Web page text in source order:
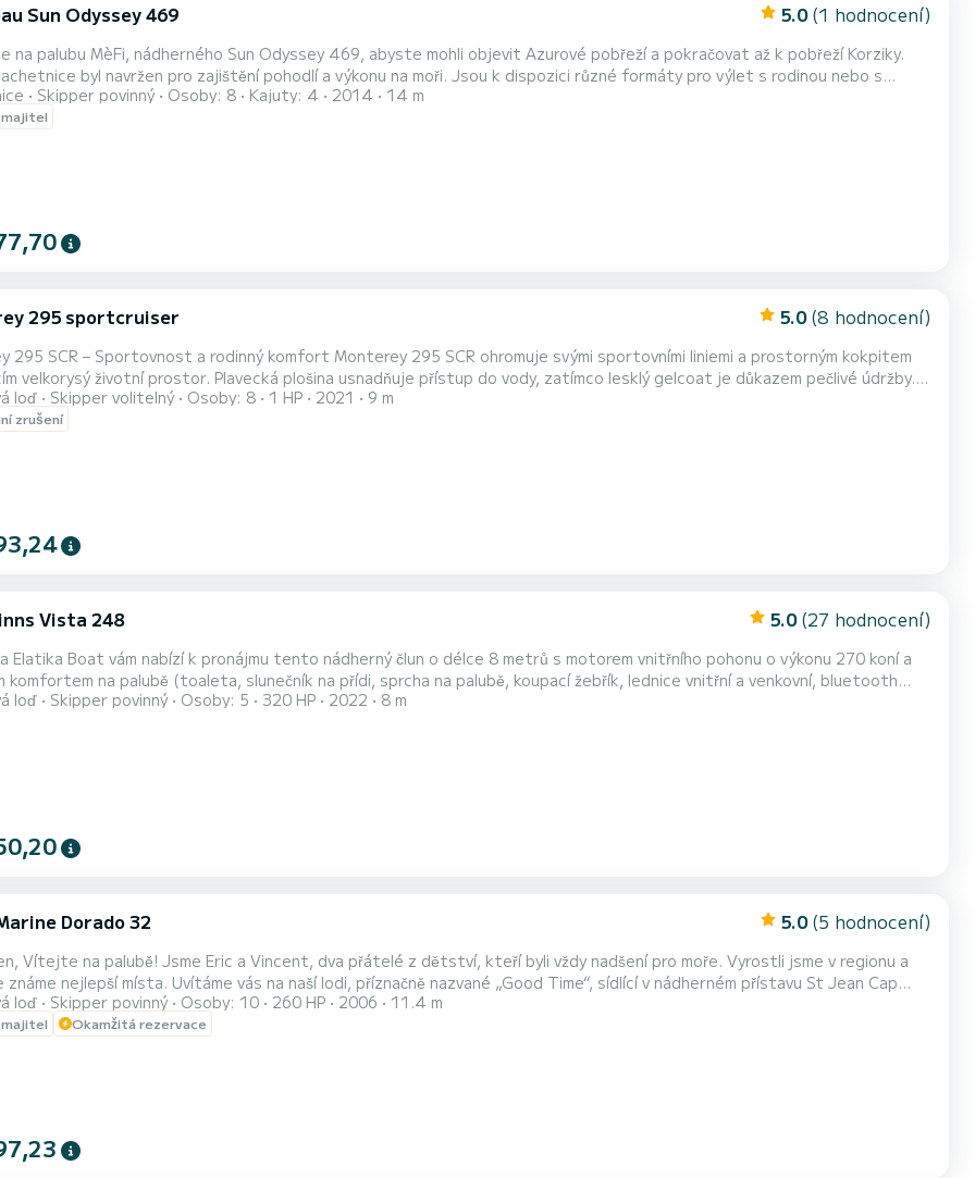
Sun Odyssey 469 5.0 (1 hodnocení)
na palubu MèFi, nádherného Sun Odyssey 469, abyste mohli objevit Azurové pobřeží a pokračovat až k pobřeží Korziky.
byl navržen pro zajištění pohodlí a výkonu na moři. Jsou k dispozici různé formáty pro výlet s rodinou nebo s
na 2 až 7 dní s přenocováním na kotvě pro ponoření se do zážitku včetně jídla: 3 dvoulůžkové kabiny...
Skipper povinný Osoby: 8 Kajuty: 4 2014 14 m
295 sportcruiser 5.0 (8 hodnocení)
a rodinný komfort Monterey 295 SCR ohromuje svými sportovními liniemi a prostorným kokpitem
velkorysý životní prostor. Plavecká plošina usnadňuje přístup do vody, zatímco lesklý gelcoat je důkazem pečlivé údržby.
s jasnou kabinou odhaluje funkční uspořádání. Přeměnitelný salon pohodlně ubytuje rodinu či přátele na pobřežních
Plně vybavená kuchyňská linka a toaletní prostor dokončují obyvatelnost tohoto všestranného denního...
loď Skipper volitelný Osoby: 8 1 HP 2021 9 m
zrušení
Vista 248 5.0 (27 hodnocení)
Elatika Boat vám nabízí k pronájmu tento nádherný člun o délce 8 metrů s motorem vnitřního pohonu o výkonu 270 koní a
komfortem na palubě (toaleta, slunečník na přídi, sprcha na palubě, koupací žebřík, lednice vnitřní a venkovní, bluetooth
pro západ slunce.|Musíte býtloď Skipper povinný Osoby: 5 320 HP 2022 8 m
Dorado 32 5.0 (5 hodnocení)
jsme v regionu a
vás na naší lodi, příznačně nazvané „Good Time“, sídlící v nádherném přístavu St Jean Cap
je uznáván jako největší koncentrace nejkrásnějších vil na světě.
údržbě naší lodi věnujeme zvláštní péči. Jeho uspořádání je ideální pro užívání si mo...
loď Skipper povinný Osoby: 10 260 HP 2006 11.4 m
Okamžitá rezervace